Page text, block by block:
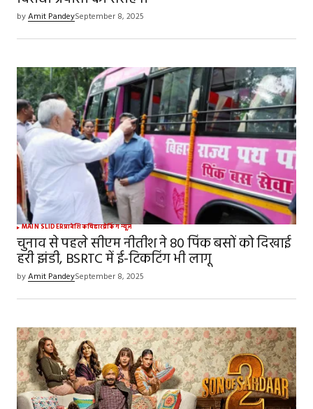
byAmit PandeySeptember 8, 2025
MAIN SLIDERप्रादेशिकबिहारब्रेकिंग न्यूज़
चुनाव से पहले सीएम नीतीश ने 80 पिंक बसों को दिखाई
हरी झंडी, BSRTC में ई-टिकटिंग भी लागू
byAmit PandeySeptember 8, 2025